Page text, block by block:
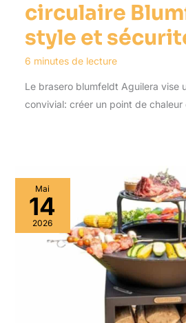
circulaire
style et
6 minutes de lecture
Le brasero blumfeldt Aguilera vise
convivial: créer un point de chaleur
Mai
14
2026